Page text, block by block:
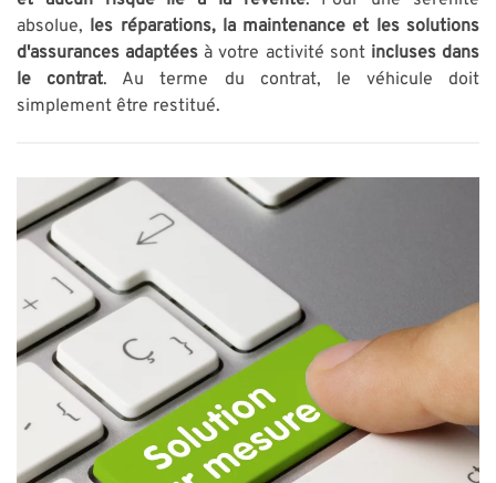
absolue, les réparations, la maintenance et les solutions
d'assurances adaptées à votre activité sont incluses dans
le contrat. Au terme du contrat, le véhicule doit
simplement être restitué.